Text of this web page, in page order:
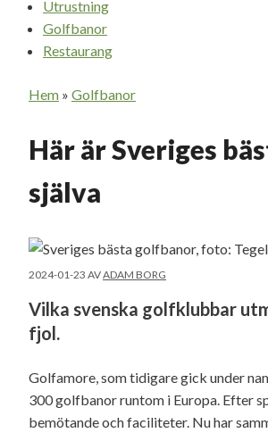
Utrustning
Golfbanor
Restaurang
Hem » Golfbanor
Här är Sveriges
själva
2024-01-23 AVADAM BORG
Vilka svenska golfklubbar
fjol.
Golfamore, som tidigare gick under
300 golfbanor runtom i Europa. Efter
bemötande och faciliteter. Nu har